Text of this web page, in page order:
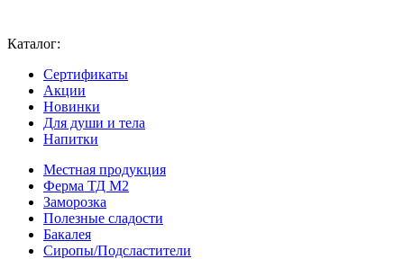
Каталог:
Сертификаты
Акции
Новинки
Для души и тела
Напитки
Местная продукция
Ферма ТД М2
Заморозка
Полезные сладости
Бакалея
Сиропы/Подсластители